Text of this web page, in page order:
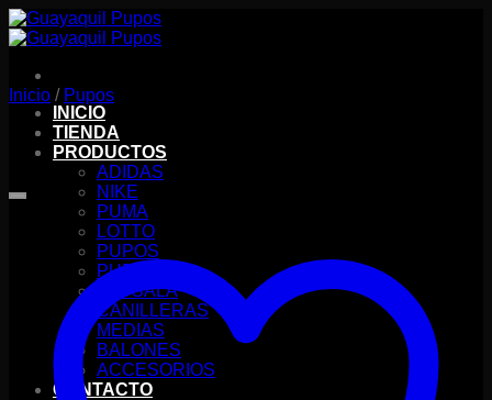
Saltar
al
INICIO
TIENDA
PRODUCTOS
ADIDAS
NIKE
PUMA
LOTTO
PUPOS
PUPILLOS
FUTSALA
CANILLERAS
MEDIAS
BALONES
ACCESORIOS
CONTACTO
Inicio / Pupos